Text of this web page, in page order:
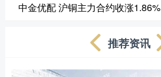
中金优配 沪铜主力合约收涨1.86%
推荐资讯